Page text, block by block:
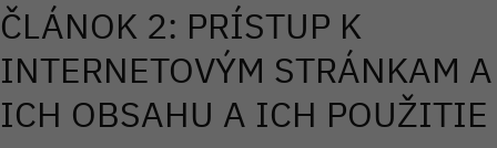
ČLÁNOK 2: PRÍSTUP K
INTERNETOVÝM STRÁNKAM A
ICH OBSAHU A ICH POUŽITIE